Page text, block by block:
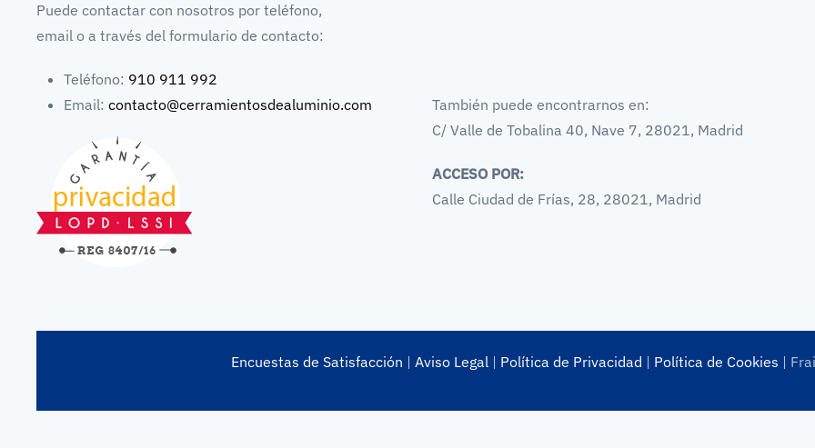
Puede contactar con nosotros por teléfono,
email o a través del formulario de contacto:
Teléfono: 910 911 992
Email: contacto@cerramientosdealuminio.com
También puede encontrarnos en:
C/ Valle de Tobalina 40, Nave 7, 28021, Madrid
ACCESO POR:
Calle Ciudad de Frías, 28, 28021, Madrid
Encuestas de Satisfacción | Aviso Legal | Política de Privacidad | Política de Cookies |